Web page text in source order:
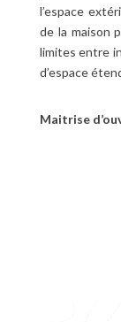
l’espace
de la maison
limites entre
d’espace
Maitrise